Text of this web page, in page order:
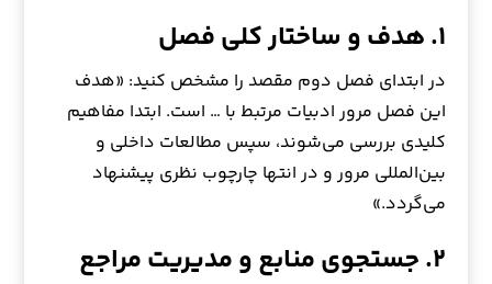
۱. هدف و ساختار کلی فصل
در ابتدای فصل دوم مقصد را مشخص کنید: «هدف
این فصل مرور ادبیات مرتبط با … است. ابتدا مفاهیم
کلیدی بررسی می‌شوند، سپس مطالعات داخلی و
بین‌المللی مرور و در انتها چارچوب نظری پیشنهاد
می‌گردد.»
۲. جستجوی منابع و مدیریت مراجع